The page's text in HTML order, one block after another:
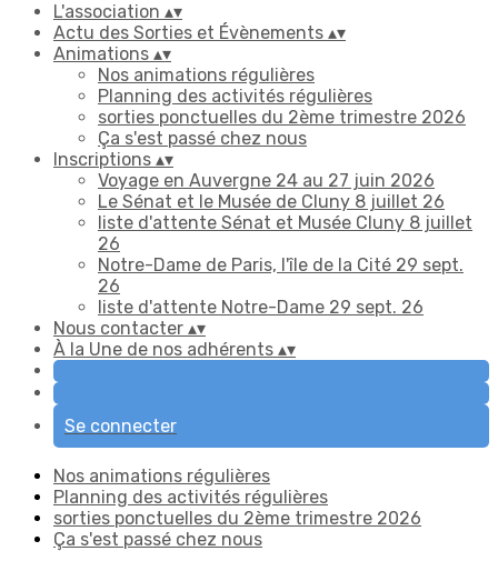
L'association ▴▾
Actu des Sorties et Évènements ▴▾
Animations ▴▾
Nos animations régulières
Planning des activités régulières
sorties ponctuelles du 2ème trimestre 2026
Ça s'est passé chez nous
Inscriptions ▴▾
Voyage en Auvergne 24 au 27 juin 2026
Le Sénat et le Musée de Cluny 8 juillet 26
liste d'attente Sénat et Musée Cluny 8 juillet
26
Notre-Dame de Paris, l'île de la Cité 29 sept.
26
liste d'attente Notre-Dame 29 sept. 26
Nous contacter ▴▾
À la Une de nos adhérents ▴▾
Se connecter
Nos animations régulières
Planning des activités régulières
sorties ponctuelles du 2ème trimestre 2026
Ça s'est passé chez nous